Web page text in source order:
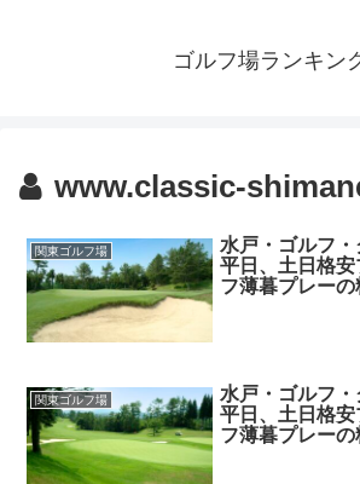
ゴルフ場ランキン
www.classic-
関東ゴルフ場
水戸・ゴルフ
平日、土日格
フ薄暮プレーの
関東ゴルフ場
水戸・ゴルフ
平日、土日格
フ薄暮プレーの